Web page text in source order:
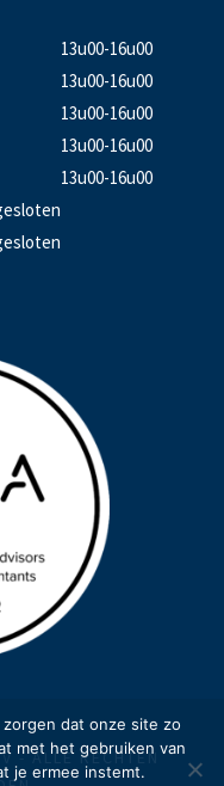
13u00-16u00
13u00-16u00
13u00-16u00
13u00-16u00
13u00-16u00
- ALLE RECHTEN
dat onze site zo
met het gebruiken van
je ermee instemt.